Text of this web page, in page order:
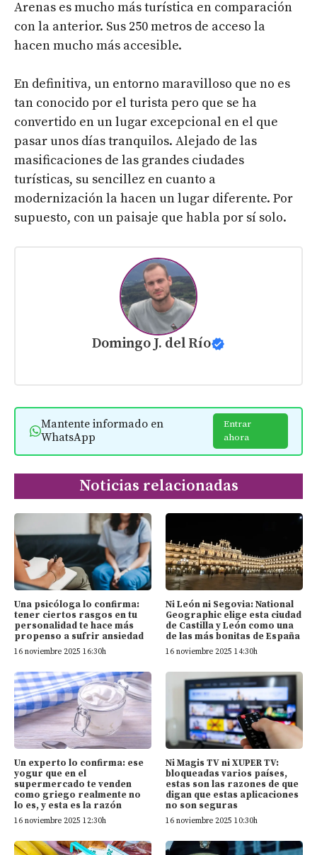
Arenas es mucho más turística en comparación
con la anterior. Sus 250 metros de acceso la
hacen mucho más accesible.
En definitiva, un entorno maravilloso que no es
tan conocido por el turista pero que se ha
convertido en un lugar excepcional en el que
pasar unos días tranquilos. Alejado de las
masificaciones de las grandes ciudades
turísticas, su sencillez en cuanto a
modernización la hacen un lugar diferente. Por
supuesto, con un paisaje que habla por sí solo.
Domingo J. del Río
Mantente informado en
WhatsApp
Entrar
ahora
Noticias relacionadas
Una psicóloga lo confirma:
tener ciertos rasgos en tu
personalidad te hace más
propenso a sufrir ansiedad
16 noviembre 2025 16:30h
Ni León ni Segovia: National
Geographic elige esta ciudad
de Castilla y León como una
de las más bonitas de España
16 noviembre 2025 14:30h
Un experto lo confirma: ese
yogur que en el
supermercado te venden
como griego realmente no
lo es, y esta es la razón
16 noviembre 2025 12:30h
Ni Magis TV ni XUPER TV:
bloqueadas varios países,
estas son las razones de que
digan que estas aplicaciones
no son seguras
16 noviembre 2025 10:30h